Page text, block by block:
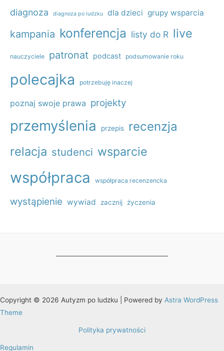
diagnoza diagnoza po ludzku dla dzieci grupy wsparcia
kampania konferencja listy do R live
nauczyciele patronat podcast podsumowanie roku
polecajka potrzebuję inaczej
poznaj swoje prawa projekty
przemyślenia przepis
recenzja
relacja studenci wsparcie
współpraca współpraca recenzencka
wystąpienie wywiad zacznij życzenia
Copyright © 2026 Autyzm po ludzku | Powered by Astra WordPress
Theme
Polityka prywatności
Regulamin